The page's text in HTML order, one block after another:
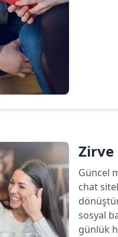
Zirve
Güncel
chat
sosyal
günlük